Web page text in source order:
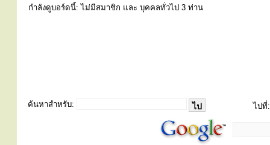
กำลังดูบอร์ดนี้: ไม่มีสมาชิก และ บุคคลทั่วไป 3 ท่าน
ค้นหาสำหรับ: ไปที่: